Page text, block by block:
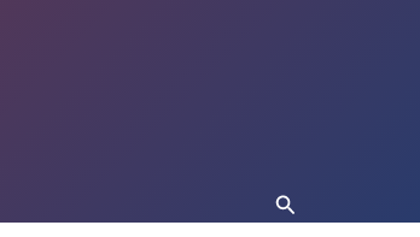
Buscar